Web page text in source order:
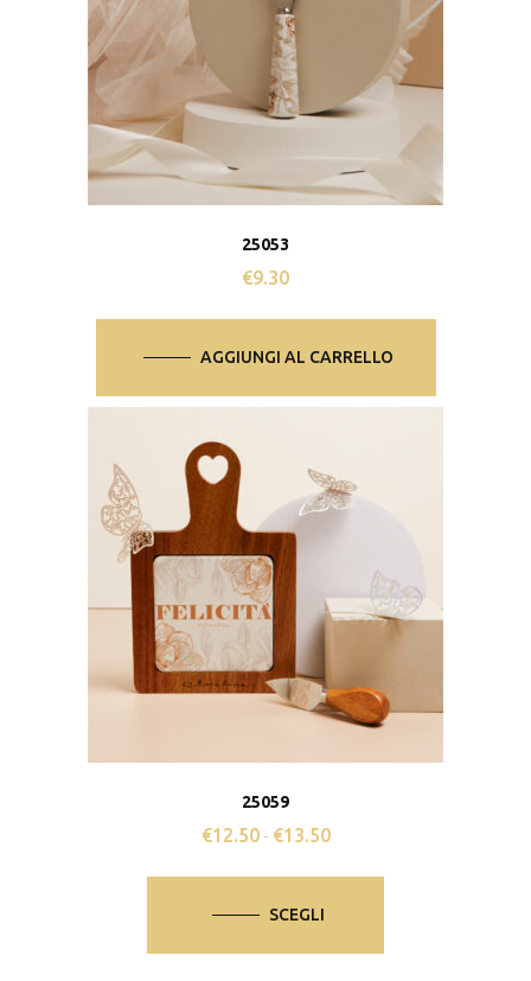
25053
€9.30
AGGIUNGI AL CARRELLO
25059
€12.50 - €13.50Fascia
€12.50
SCEGLI